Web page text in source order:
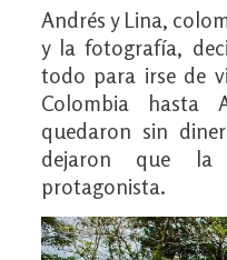
Andrés y Lina,
y la fotografía,
todo para irse de
Colombia hasta
quedaron sin
dejaron que la
protagonista.